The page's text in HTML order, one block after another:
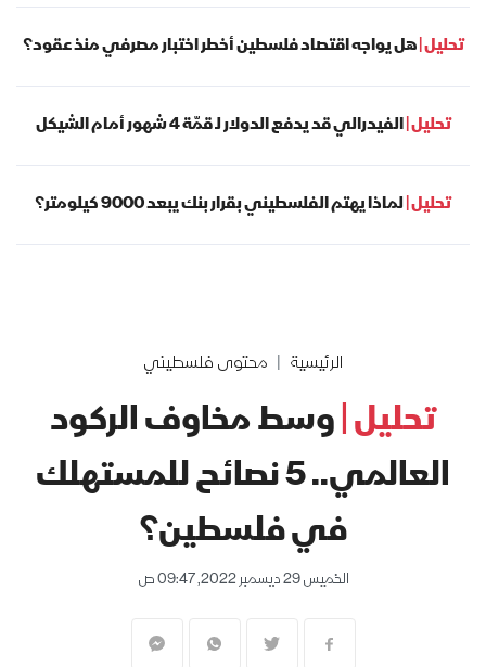
تحليل |هل يواجه اقتصاد فلسطين أخطر اختبار مصرفي منذ عقود؟
تحليل |الفيدرالي قد يدفع الدولار لـ قمّة 4 شهور أمام الشيكل
تحليل |لماذا يهتم الفلسطيني بقرار بنك يبعد 9000 كيلومتر؟
الرئيسية محتوى فلسطيني
تحليل |وسط مخاوف الركود
العالمي.. 5 نصائح للمستهلك
في فلسطين؟
الخميس 29 ديسمبر 2022, 09:47 ص